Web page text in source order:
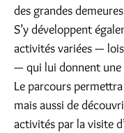
des grandes
S’y développent
activités variées —
— qui lui donnent
Le parcours
mais aussi de
activités par la visite